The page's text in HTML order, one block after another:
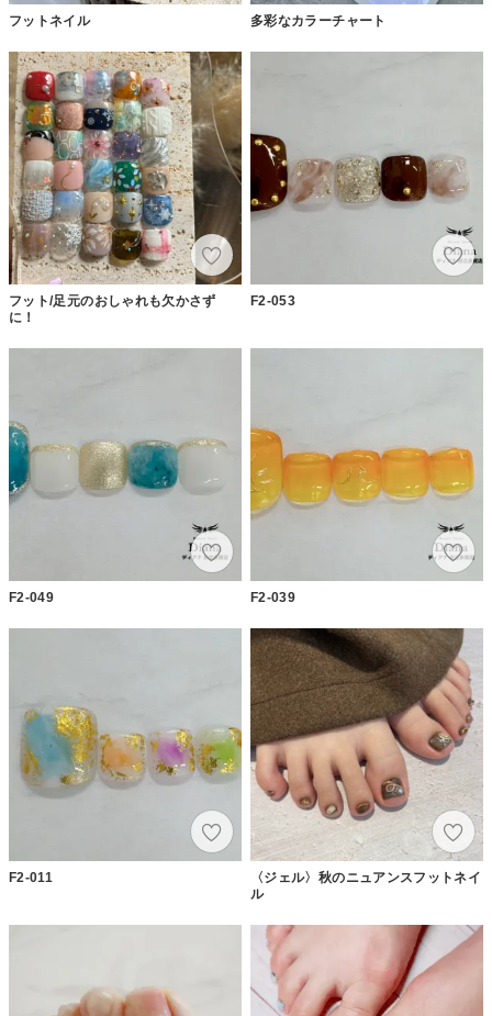
フットネイル 多彩なカラーチャート
フット/足元のおしゃれも欠かさず
に！
F2-053
F2-049 F2-039
F2-011
〈ジェル〉秋のニュアンスフットネイ
ル